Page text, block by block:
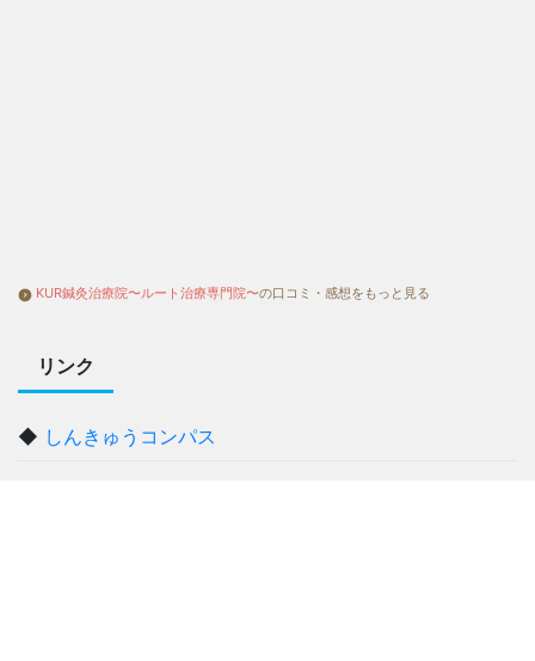
KUR鍼灸治療院〜ルート治療専門院〜の口コミ・感想をもっと見る
リンク
◆ しんきゅうコンパス